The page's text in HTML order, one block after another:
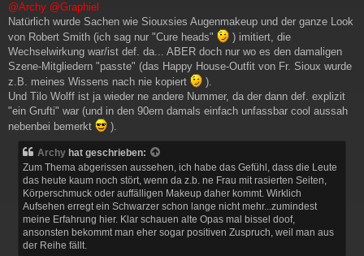
i
t
r
a
@Archy @Graphiel
Natürlich wurde Sachen wie Siouxsies Augenmakeup und der ganze Look
von Robert Smith (ich sag nur "Cure heads"
) imitiert, die
Wechselwirkung war/ist def. da... ABER doch nur wo es den damaligen
Szene-Mitgliedern "passte" (das Happy House-Outfit von Fr. Sioux wurde
z.B. meines Wissens nach nie kopiert
).
Und Tilo Wolff ist ja wieder ne andere Nummer, da der dann def. explizit
"ein Grufti" war (und in den 90ern damals einfach unfassbar cool aussah
nebenbei bemerkt
).
Archy hat geschrieben:
Zum Thema abgerissen aussehen, ich habe das Gefühl, dass die Leute
das heute kaum noch stört, wenn da z.b. ne Frau mit rasierten Seiten,
Körperschmuck oder auffälligen Makeup daher kommt. Wirklich
Aufsehen erregt ein Schwarzer schon lange nicht mehr...zumindest
meine Erfahrung hier. Klar schauen alte Opas mal bissel doof,
ansonsten bekommt man eher sogar positiven Zuspruch, weil man aus
der Reihe fällt.